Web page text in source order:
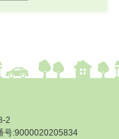
2
:9000020205834